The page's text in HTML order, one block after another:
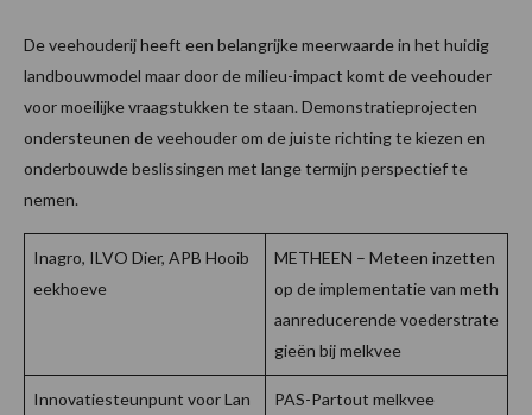
De veehouderij heeft een belangrijke meerwaarde in het huidig
landbouwmodel maar door de milieu-impact komt de veehouder
voor moeilijke vraagstukken te staan. Demonstratieprojecten
ondersteunen de veehouder om de juiste richting te kiezen en
onderbouwde beslissingen met lange termijn perspectief te
nemen.
Inagro, ILVO Dier, APB Hooib
eekhoeve
METHEEN – Meteen inzetten
op de implementatie van meth
aanreducerende voederstrate
gieën bij melkvee
Innovatiesteunpunt voor Lan
PAS-Partout melkvee